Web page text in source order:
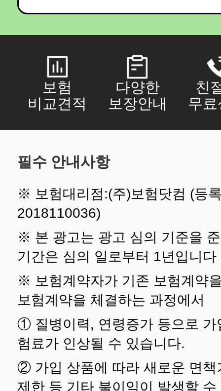
보험
비교견적
다양한
보장안내
친
무
필수 안내사항
※ 보험대리점:(주)보험닷컴 (등
2018110036)
※ 본 광고는 광고 심의 기준을
기간은 심의 일로부터 1년입니다
※ 보험계약자가 기존 보험계약
보험계약을 체결하는 과정에서
① 질병이력, 연령증가 등으로 가
험료가 인상될 수 있습니다.
② 가입 상품에 따라 새로운 면책
제한 등 기타 불이익이 발생할 수